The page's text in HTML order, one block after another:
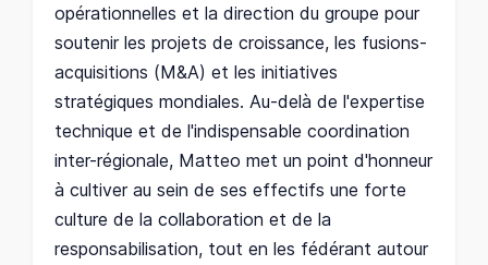
opérationnelles et la direction du groupe pour
soutenir les projets de croissance, les fusions-
acquisitions (M&A) et les initiatives
stratégiques mondiales. Au-delà de l'expertise
technique et de l'indispensable coordination
inter-régionale, Matteo met un point d'honneur
à cultiver au sein de ses effectifs une forte
culture de la collaboration et de la
responsabilisation, tout en les fédérant autour